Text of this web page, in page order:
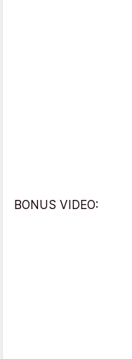
BONUS VIDEO: